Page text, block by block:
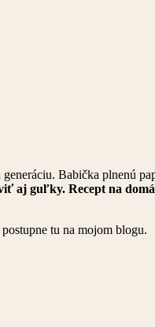
Babička plnenú
aj guľky. Recept na
postupne tu na mojom blogu.